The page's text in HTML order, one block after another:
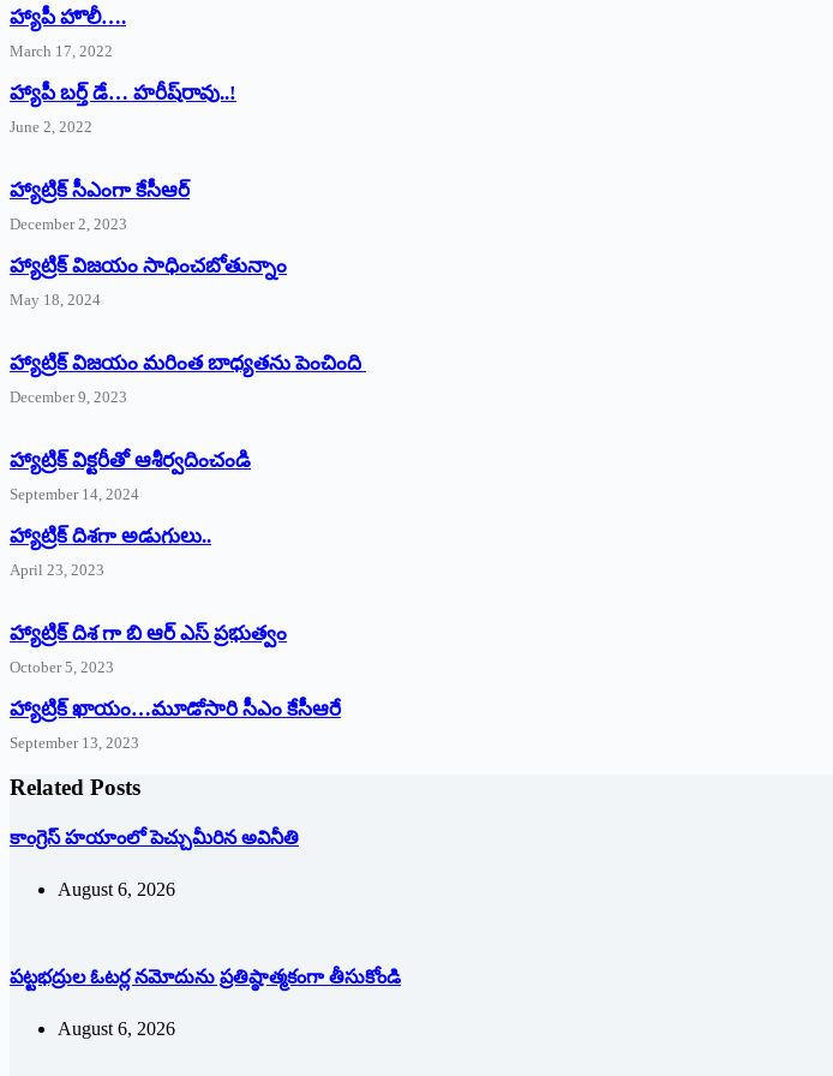
హ్యాపీ హొలీ….
March 17, 2022
హ్యాపీ బర్త్ ‌డే… హరీష్‌రావు..!
June 2, 2022
హ్యాట్రిక్‌ ‌సీఎంగా కేసీఆర్‌
December 2, 2023
హ్యాట్రిక్‌ విజయం సాధించబోతున్నాం
May 18, 2024
హ్యాట్రిక్ విజయం మరింత బాధ్యతను పెంచింది
December 9, 2023
హ్యాట్రిక్‌ ‌విక్టరీతో ఆశీర్వదించండి
September 14, 2024
‌హ్యాట్రిక్‌ ‌దిశగా అడుగులు..
April 23, 2023
హ్యాట్రిక్ దిశ గా బి ఆర్ ఎస్ ప్రభుత్వం
October 5, 2023
హ్యాట్రిక్‌ ‌ఖాయం…మూడోసారి సీఎం కేసీఆరే
September 13, 2023
Related Posts
కాంగ్రెస్ హయాంలో పెచ్చుమీరిన అవినీతి
August 6, 2026
పట్టభద్రుల ఓటర్ల నమోదును ప్రతిష్ఠాత్మకంగా తీసుకోండి
August 6, 2026